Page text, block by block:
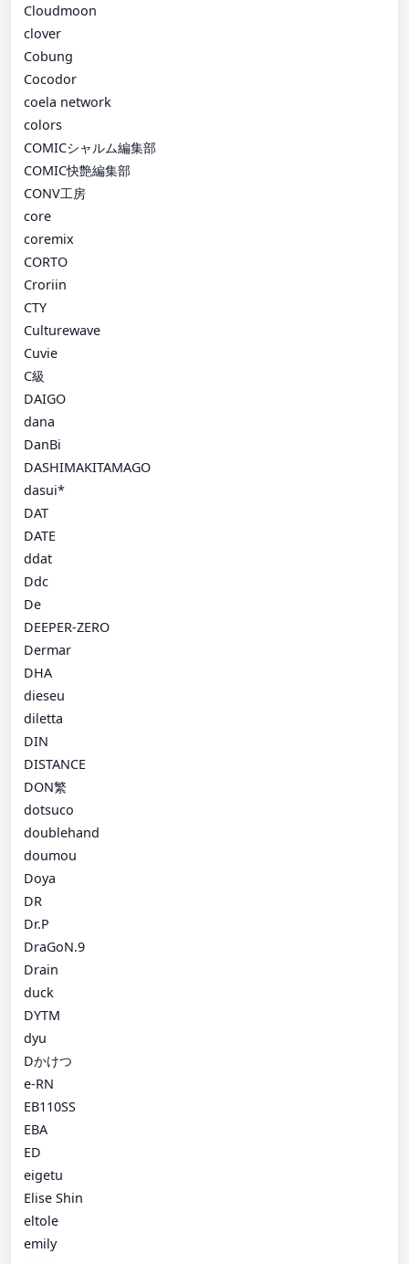
Cloudmoon
clover
Cobung
Cocodor
coela network
colors
COMICシャルム編集部
COMIC快艶編集部
CONV工房
core
coremix
CORTO
Croriin
CTY
Culturewave
Cuvie
C級
DAIGO
dana
DanBi
DASHIMAKITAMAGO
dasui*
DAT
DATE
ddat
Ddc
De
DEEPER-ZERO
Dermar
DHA
dieseu
diletta
DIN
DISTANCE
DON繁
dotsuco
doublehand
doumou
Doya
DR
Dr.P
DraGoN.9
Drain
duck
DYTM
dyu
Dかけつ
e-RN
EB110SS
EBA
ED
eigetu
Elise Shin
eltole
emily